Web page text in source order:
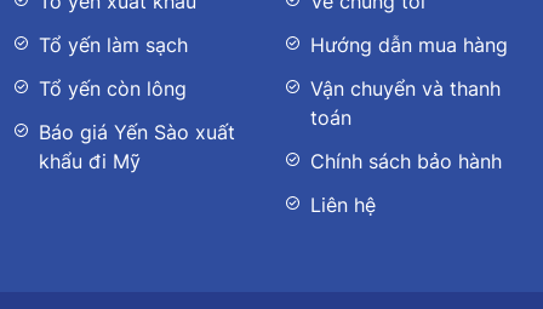
Tổ yến làm sạch
Tổ yến còn lông
Báo giá Yến Sào xuất
khẩu đi Mỹ
Hướng dẫn mua hàng
Vận chuyển và thanh
toán
Chính sách bảo hành
Liên hệ